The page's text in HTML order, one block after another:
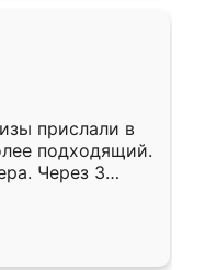
прислали в
подходящий.
Через 3
Остались
Ренессанс